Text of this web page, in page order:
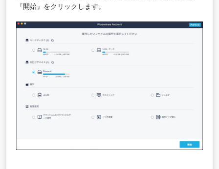
『開始』をクリックします。